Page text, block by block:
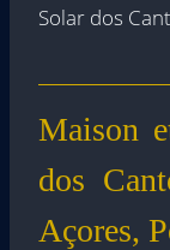
Solar dos
Maison
dos
Açores,